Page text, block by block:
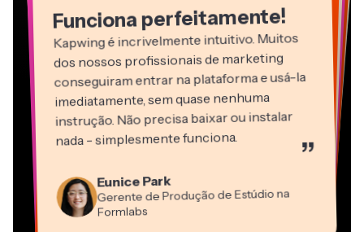
Funciona perfeitamente!
Kapwing é incrivelmente intuitivo. Muitos
dos nossos profissionais de marketing
conseguiram entrar na plataforma e usá-la
imediatamente, sem quase nenhuma
instrução. Não precisa baixar ou instalar
nada - simplesmente funciona. ”
Eunice Park
Gerente de Produção de Estúdio na
Formlabs
Vannesia Darby
Grant Taleck
Panos Papagapiou
Sócio-Diretor na EPATHLON
Kerry-lee Farla
Gracie Peng
Diretor de Conteúdo
Martin James
Heidi Rae
Educação
Natasha Ball
Consultor
Mitch Rawlings
Dina Segovia
Freelancer Virtual